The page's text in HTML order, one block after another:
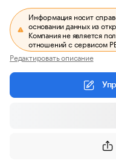
Информация носит
основании данных из
Компания не является
отношений с сервисом
Редактировать описание